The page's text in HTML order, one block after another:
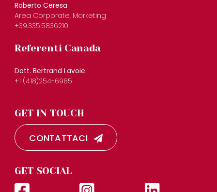
Roberto Ceresa
Area Corporate, Marketing
+39.335.5836210
Referenti Canada
Dott. Bertrand Lavoie
+1 (418)254-6985
GET IN TOUCH
CONTATTACI
GET SOCIAL